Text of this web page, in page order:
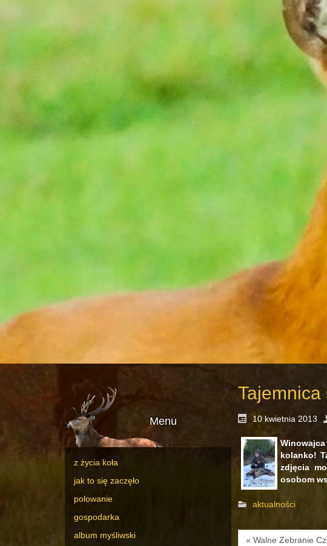
Menu
z życia koła
jak to się zaczęło
polowanie
gospodarka
album myśliwski
Tajemnica
10 kwietnia 2013
kolanko!
zdjęcia
osobom
aktualności
« Walne Zebranie